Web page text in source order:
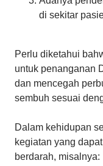
di sekitar
Perlu diketahui
untuk penanganan
dan mencegah
sembuh sesuai
Dalam kehidupan
kegiatan yang
berdarah, misalnya: